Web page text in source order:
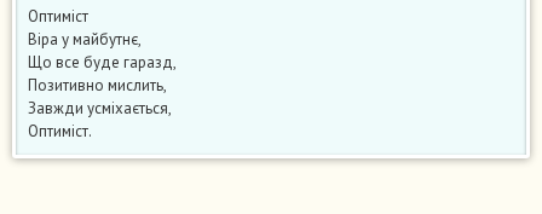
Оптиміст
Віра у майбутнє,
Що все буде гаразд,
Позитивно мислить,
Завжди усміхається,
Оптиміст.